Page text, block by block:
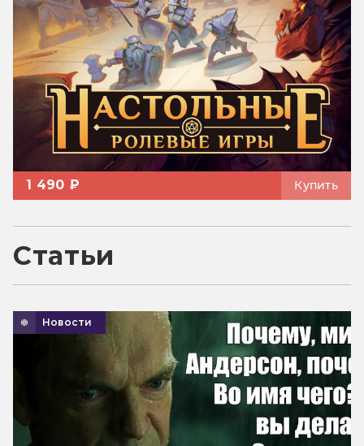
1 490 ₽ Купить
Статьи
Новости